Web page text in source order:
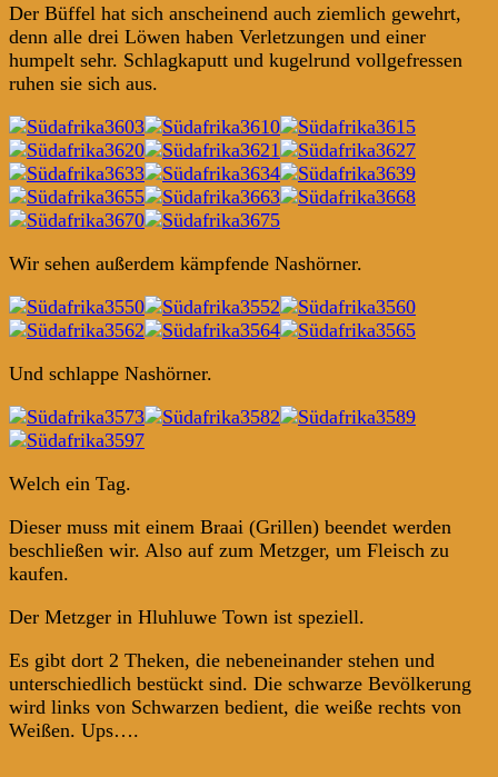
Der Büffel hat sich anscheinend auch ziemlich gewehrt,
denn alle drei Löwen haben Verletzungen und einer
humpelt sehr. Schlagkaputt und kugelrund vollgefressen
ruhen sie sich aus.
Wir sehen außerdem kämpfende Nashörner.
Und schlappe Nashörner.
Welch ein Tag.
Dieser muss mit einem Braai (Grillen) beendet werden
beschließen wir. Also auf zum Metzger, um Fleisch zu
kaufen.
Der Metzger in Hluhluwe Town ist speziell.
Es gibt dort 2 Theken, die nebeneinander stehen und
unterschiedlich bestückt sind. Die schwarze Bevölkerung
wird links von Schwarzen bedient, die weiße rechts von
Weißen. Ups….